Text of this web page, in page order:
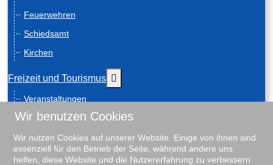
Feuerwehren
Schiedsamt
Kirchen
Freizeit und Tourismus
Veranstaltungen
Anreise
Geschichte
Schiebenscheeten
Wir benutzen Cookies
Wir nutzen Cookies auf unserer Website. Einige von ihnen sind
essenziell für den Betrieb der Seite, während andere uns
helfen, diese Website und die Nutzererfahrung zu verbessern